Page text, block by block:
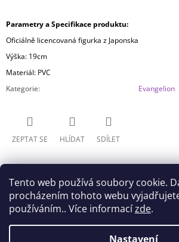
Tento web používá soubory cookie.
procházením tohoto webu
používáním.. Více informacízde.
Nastavení
Parametry a Specifikace produktu:
Oficiálně licencovaná figurka z Japonska
Výška: 19cm
Materiál: PVC
Kategorie: Evangelion
ZEPTAT SE HLÍDAT SDÍLET
Všeobecné obchodní